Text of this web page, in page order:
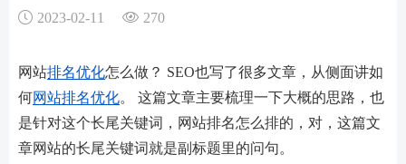
2023-02-11 270
网站排名优化怎么做？ SEO也写了很多文章，从侧面讲如
何网站排名优化 。 这篇文章主要梳理一下大概的思路，也
是针对这个长尾关键词，网站排名怎么排的，对，这篇文
章网站的长尾关键词就是副标题里的问句。